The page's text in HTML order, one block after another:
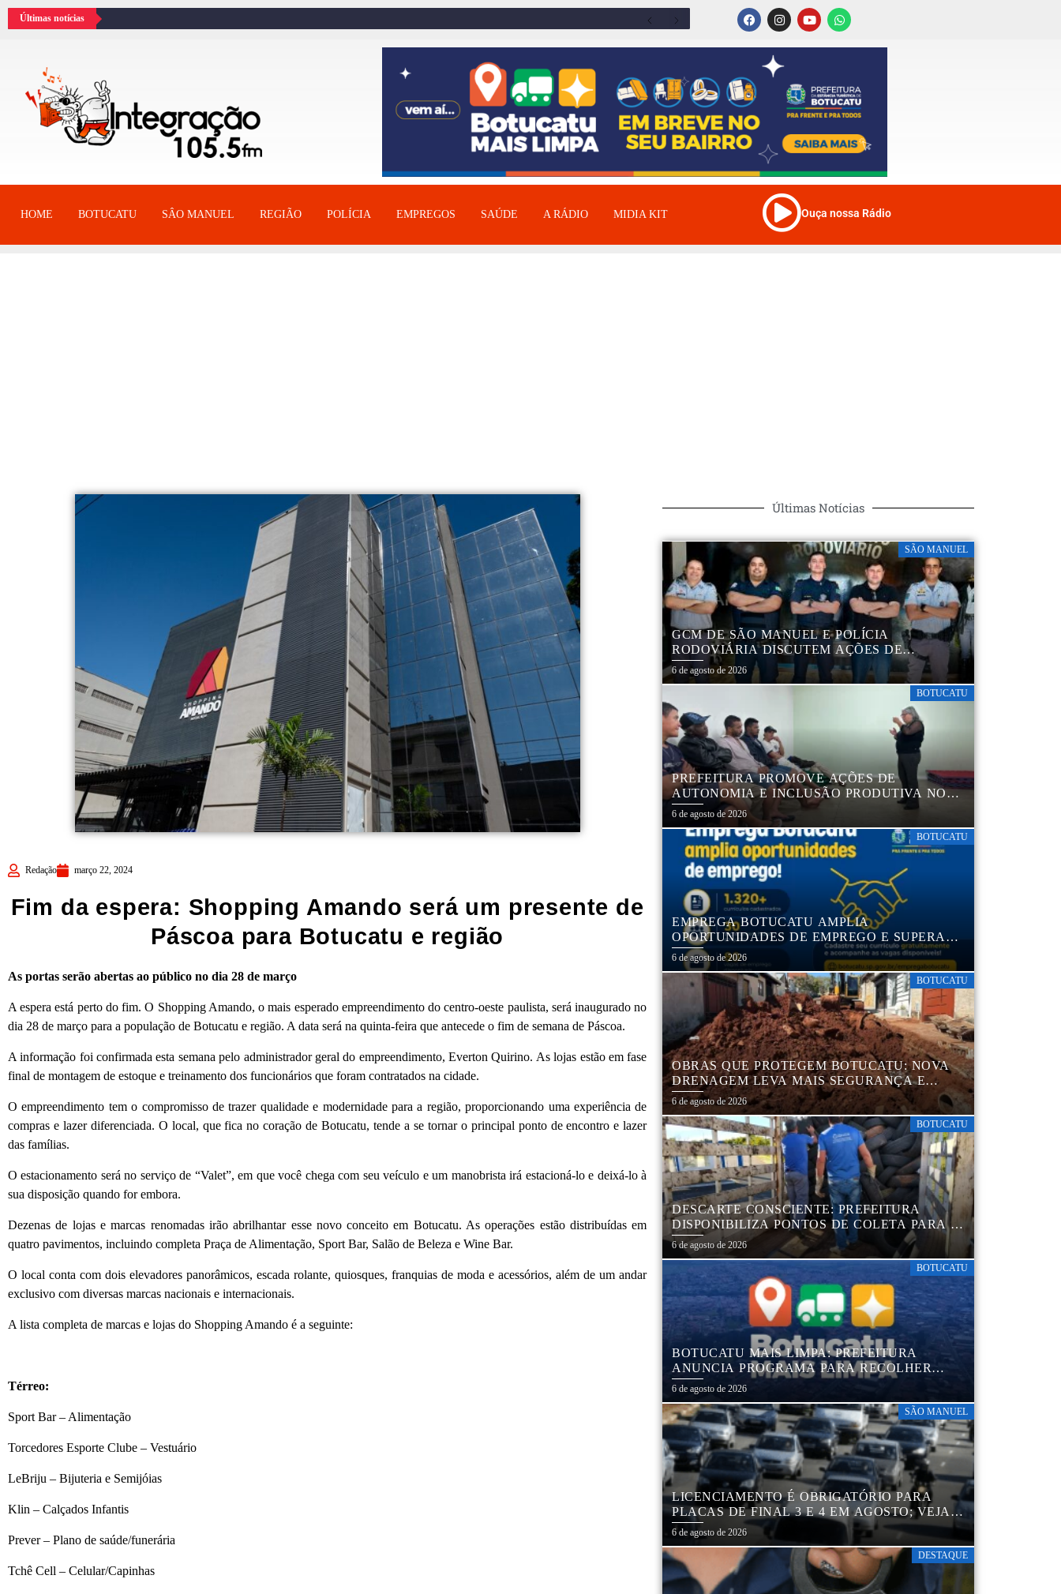
Últimas notícias
HOME BOTUCATU SÂO MANUEL REGIÃO POLÍCIA EMPREGOS SAÚDE A RÁDIO MIDIA KIT Ouça nossa Rádio
Redação março 22, 2024
Fim da espera: Shopping Amando será um presente de
Páscoa para Botucatu e região
As portas serão abertas ao público no dia 28 de março
A espera está perto do fim. O Shopping Amando, o mais esperado empreendimento do centro-oeste paulista, será inaugurado no
dia 28 de março para a população de Botucatu e região. A data será na quinta-feira que antecede o fim de semana de Páscoa.
A informação foi confirmada esta semana pelo administrador geral do empreendimento, Everton Quirino. As lojas estão em fase
final de montagem de estoque e treinamento dos funcionários que foram contratados na cidade.
O empreendimento tem o compromisso de trazer qualidade e modernidade para a região, proporcionando uma experiência de
compras e lazer diferenciada. O local, que fica no coração de Botucatu, tende a se tornar o principal ponto de encontro e lazer
das famílias.
O estacionamento será no serviço de “Valet”, em que você chega com seu veículo e um manobrista irá estacioná-lo e deixá-lo à
sua disposição quando for embora.
Dezenas de lojas e marcas renomadas irão abrilhantar esse novo conceito em Botucatu. As operações estão distribuídas em
quatro pavimentos, incluindo completa Praça de Alimentação, Sport Bar, Salão de Beleza e Wine Bar.
O local conta com dois elevadores panorâmicos, escada rolante, quiosques, franquias de moda e acessórios, além de um andar
exclusivo com diversas marcas nacionais e internacionais.
A lista completa de marcas e lojas do Shopping Amando é a seguinte:
Térreo:
Sport Bar – Alimentação
Torcedores Esporte Clube – Vestuário
LeBriju – Bijuteria e Semijóias
Klin – Calçados Infantis
Prever – Plano de saúde/funerária
Tchê Cell – Celular/Capinhas
Últimas Notícias
SÃO MANUEL
GCM DE SÃO MANUEL E POLÍCIA
RODOVIÁRIA DISCUTEM AÇÕES DE
EDUCAÇÃO E SEGURANÇA NO TRÂNSITO
6 de agosto de 2026
BOTUCATU
PREFEITURA PROMOVE AÇÕES DE
AUTONOMIA E INCLUSÃO PRODUTIVA NO
CENTRO POP VIDA
6 de agosto de 2026
BOTUCATU
EMPREGA BOTUCATU AMPLIA
OPORTUNIDADES DE EMPREGO E SUPERA
1,3 MIL CURRÍCULOS CADASTRADOS
6 de agosto de 2026
BOTUCATU
OBRAS QUE PROTEGEM BOTUCATU: NOVA
DRENAGEM LEVA MAIS SEGURANÇA E
TRANQUILIDADE AOS MORADORES DA
COHAB 5
6 de agosto de 2026
BOTUCATU
DESCARTE CONSCIENTE: PREFEITURA
DISPONIBILIZA PONTOS DE COLETA PARA O
DESCARTE AMBIENTALMENTE CORRETO DE
PNEUS, GARANTINDO DESTINAÇÃO
ADEQUADA E PRESERVAÇÃO AMBIENTAL
6 de agosto de 2026
BOTUCATU
BOTUCATU MAIS LIMPA: PREFEITURA
ANUNCIA PROGRAMA PARA RECOLHER
MÓVEIS, PNEUS, COLCHÕES E OUTROS
MATERIAIS SEM USO
6 de agosto de 2026
SÃO MANUEL
LICENCIAMENTO É OBRIGATÓRIO PARA
PLACAS DE FINAL 3 E 4 EM AGOSTO; VEJA
CALENDÁRIO
6 de agosto de 2026
DESTAQUE